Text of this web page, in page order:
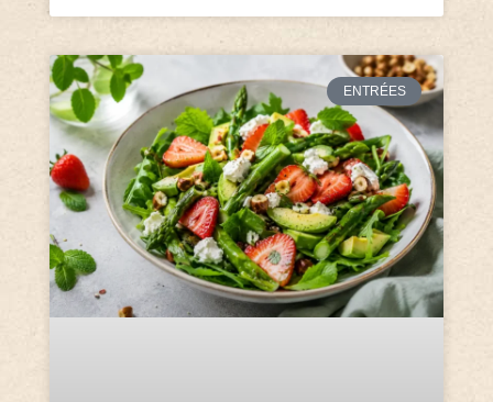
ENTRÉES